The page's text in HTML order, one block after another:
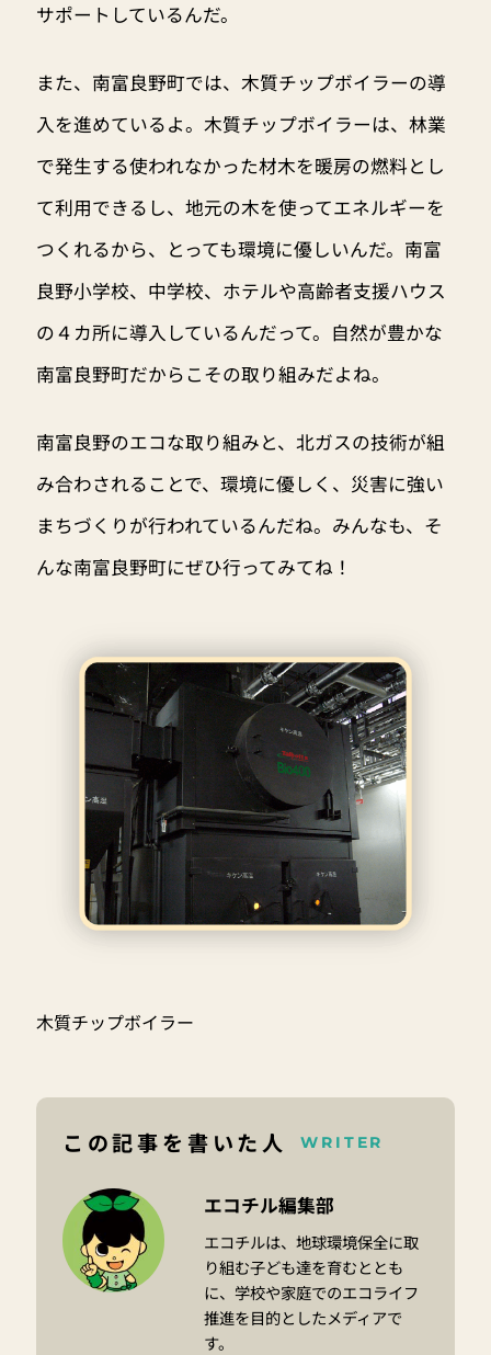
サポートしているんだ。
また、南富良野町では、木質チップボイラーの導
入を進めているよ。木質チップボイラーは、林業
で発生する使われなかった材木を暖房の燃料とし
て利用できるし、地元の木を使ってエネルギーを
つくれるから、とっても環境に優しいんだ。南富
良野小学校、中学校、ホテルや高齢者支援ハウス
の４カ所に導入しているんだって。自然が豊かな
南富良野町だからこその取り組みだよね。
南富良野のエコな取り組みと、北ガスの技術が組
み合わされることで、環境に優しく、災害に強い
まちづくりが行われているんだね。みんなも、そ
んな南富良野町にぜひ行ってみてね！
木質チップボイラー
この記事を書いた人 WRITER
エコチル編集部
エコチルは、地球環境保全に取
り組む子ども達を育むととも
に、学校や家庭でのエコライフ
推進を目的としたメディアで
す。